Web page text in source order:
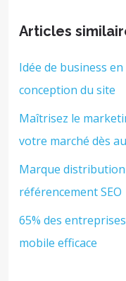
Articles
Idée de business
conception du site
Maîtrisez le
votre marché dès
Marque
référencement SEO
65% des
mobile efficace